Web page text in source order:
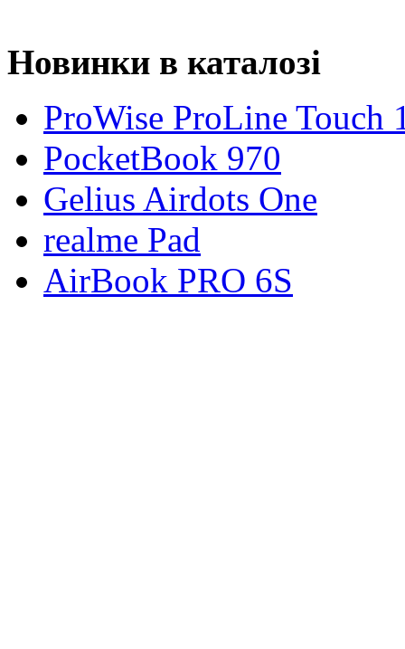
Новинки в каталозі
ProWise ProLine Touch
PocketBook 970
Gelius Airdots One
realme Pad
AirBook PRO 6S